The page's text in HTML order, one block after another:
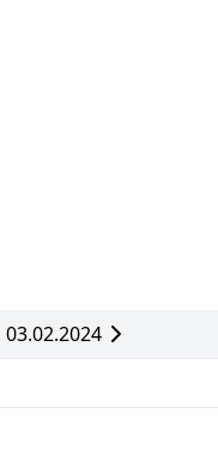
03.02.2024